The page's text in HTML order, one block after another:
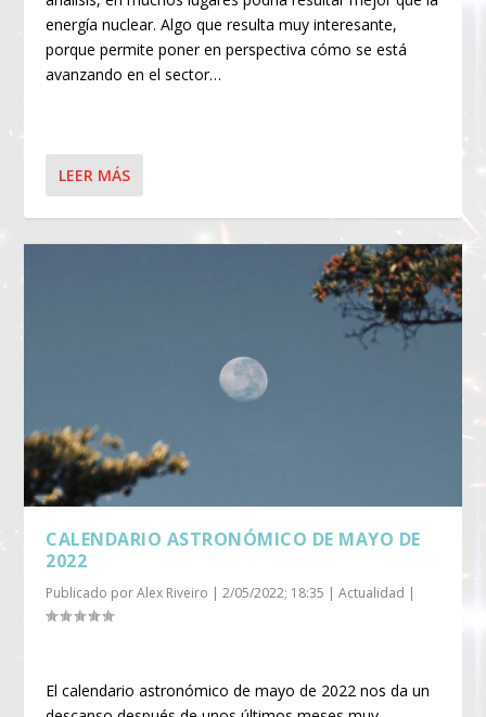
energía nuclear. Algo que resulta muy interesante,
porque permite poner en perspectiva cómo se está
avanzando en el sector…
LEER MÁS
CALENDARIO ASTRONÓMICO DE MAYO DE
2022
Publicado porAlex Riveiro |2/05/2022; 18:35 |Actualidad |
El calendario astronómico de mayo de 2022 nos da un